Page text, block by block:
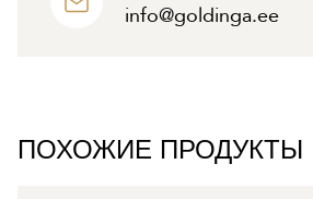
info@goldinga.ee
ПОХОЖИЕ ПРОДУКТЫ